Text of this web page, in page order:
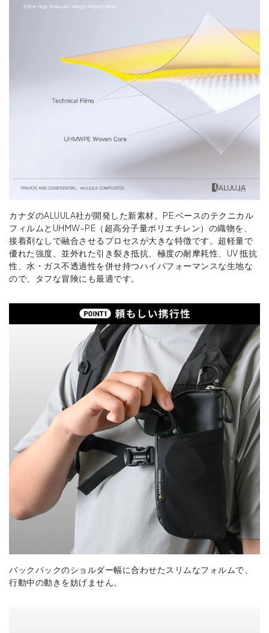
カナダのALUULA社が開発した新素材。PE ベースのテクニカル
フィルムとUHMW-PE（超高分子量ポリエチレン）の織物を、
接着剤なしで融合させるプロセスが大きな特徴です。超軽量で
優れた強度、並外れた引き裂き抵抗、極度の耐摩耗性、UV 抵抗
性、水・ガス不透過性を併せ持つハイパフォーマンスな生地な
ので、タフな冒険にも最適です。
バックパックのショルダー幅に合わせたスリムなフォルムで、
行動中の動きを妨げません。